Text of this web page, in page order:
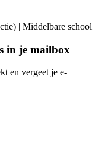
| Middelbare school
in je mailbox
en vergeet je e-